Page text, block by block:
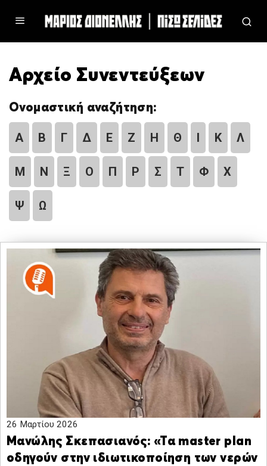
Αρχείο Συνεντεύξεων
Ονομαστική αναζήτηση:
Α Β Γ Δ Ε Ζ Η Θ Ι Κ Λ
Μ Ν Ξ Ο Π Ρ Σ Τ Φ Χ
Ψ Ω
26 Μαρτίου 2026
Μανώλης Σκεπασιανός: «Τα master plan
οδηγούν στην ιδιωτικοποίηση των νερών